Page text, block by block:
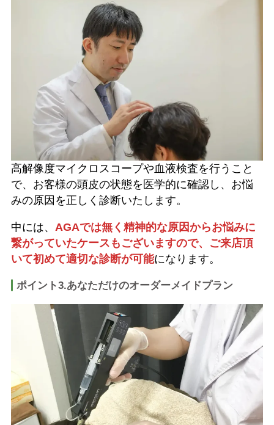
高解像度マイクロスコープや血液検査を行うこと
で、お客様の頭皮の状態を医学的に確認し、お悩
みの原因を正しく診断いたします。
中には、 AGAでは無く精神的な原因からお悩みに
繋がっていたケースもございますので、ご来店頂
いて初めて適切な診断が可能になります。
ポイント3.あなただけのオーダーメイドプラン